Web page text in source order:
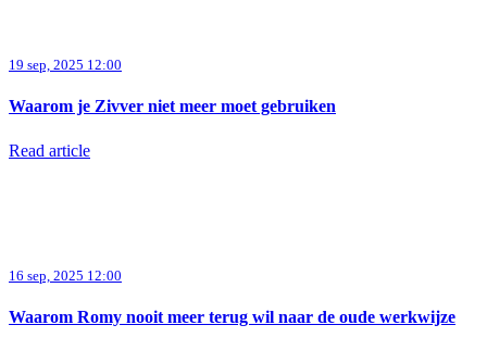
19 sep, 2025 12:00
Waarom je Zivver niet meer moet gebruiken
Read article
16 sep, 2025 12:00
Waarom Romy nooit meer terug wil naar de oude werkwijze